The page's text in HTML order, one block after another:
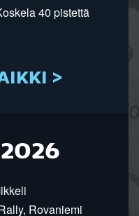
40 pistettä
>
2026
Rovaniemi